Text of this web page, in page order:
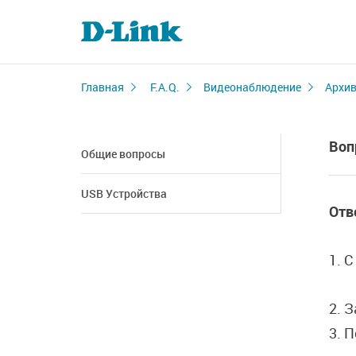
Главная F.A.Q. Видеонаблюдение Архив
Общие вопросы
USB Устройства
1.
2.
3.